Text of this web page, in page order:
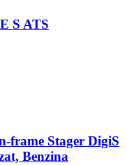
S ATS
frame Stager DigiS
Benzina